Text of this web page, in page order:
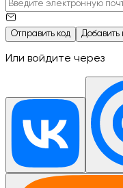
Отправить код Добавить
Или войдите через